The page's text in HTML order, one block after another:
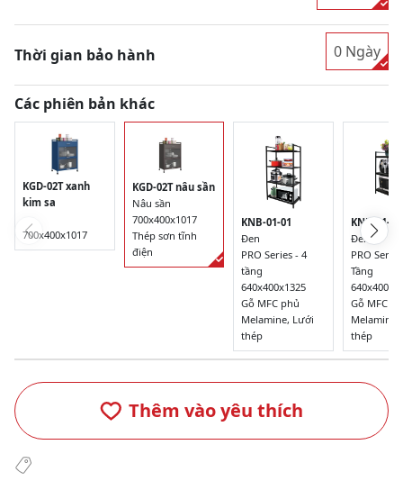
Thời gian bảo hành 0 Ngày
Các phiên bản khác
KGD-02T xanh
kim sa
700x400x1017
KGD-02T nâu sần
Nâu sần
700x400x1017
Thép sơn tĩnh
điện
KNB-01-01
Đen
PRO Series - 4
tầng
640x400x1325
Gỗ MFC phủ
Melamine, Lưới
thép
KNB-01-00
Đen
PRO
Tầng
Gỗ MFC
thép
Thêm vào yêu thích